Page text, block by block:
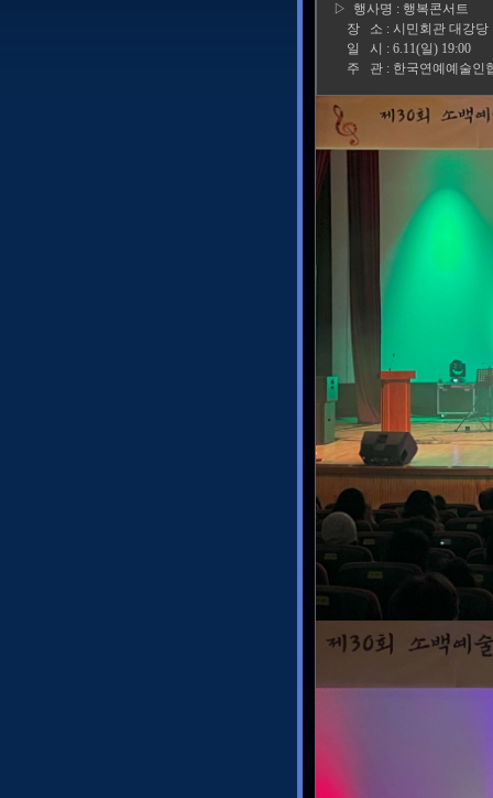
▷ 행사명 : 행복콘서트
장 소 : 시민회관 대강당
일 시 : 6.11(일) 19:00
주 관 : 한국연예예술인